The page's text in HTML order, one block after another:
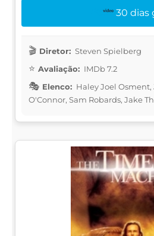
30 dias
Diretor: Steven Spielberg
Avaliação: IMDb 7.2
Elenco: Haley Joel Osment,
O'Connor, Sam Robards, Jake